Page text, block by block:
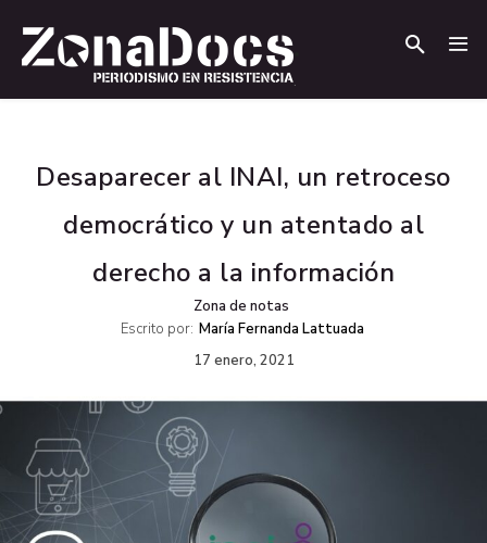
Desaparecer al INAI, un retroceso
democrático y un atentado al
derecho a la información
Zona de notas
Escrito por: María Fernanda Lattuada
17 enero, 2021